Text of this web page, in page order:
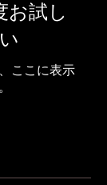
お試し
ここに表示